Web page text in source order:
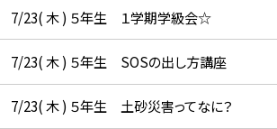
7/23( 木 ) ５年生 １学期学級会☆
7/23( 木 ) ５年生 SOSの出し方講座
7/23( 木 ) ５年生 土砂災害ってなに？